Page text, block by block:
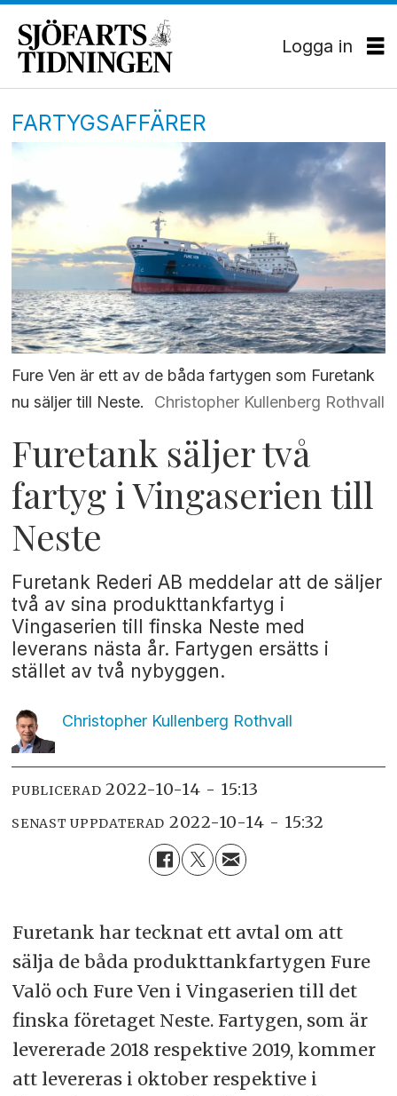
Logga in
FARTYGSAFFÄRER
Fure Ven är ett av de båda fartygen som Furetank
nu säljer till Neste.
Christopher Kullenberg Rothvall
Furetank säljer två
fartyg i Vingaserien till
Neste
Furetank Rederi AB meddelar att de säljer
två av sina produkttankfartyg i
Vingaserien till finska Neste med
leverans nästa år. Fartygen ersätts i
stället av två nybyggen.
Christopher Kullenberg Rothvall
PUBLICERAD 2022-10-14 - 15:13
SENAST UPPDATERAD 2022-10-14 - 15:32
Furetank har tecknat ett avtal om att
sälja de båda produkttankfartygen Fure
Valö och Fure Ven i Vingaserien till det
finska företaget Neste. Fartygen, som är
levererade 2018 respektive 2019, kommer
att levereras i oktober respektive i